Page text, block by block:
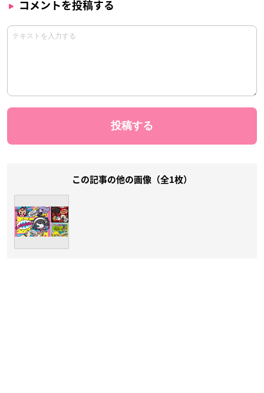
コメントを投稿する
この記事の他の画像（全1枚）